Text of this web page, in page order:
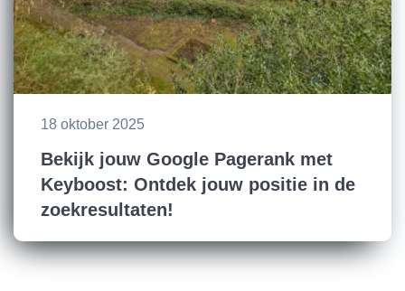
18 oktober 2025
Bekijk jouw Google Pagerank met
Keyboost: Ontdek jouw positie in de
zoekresultaten!